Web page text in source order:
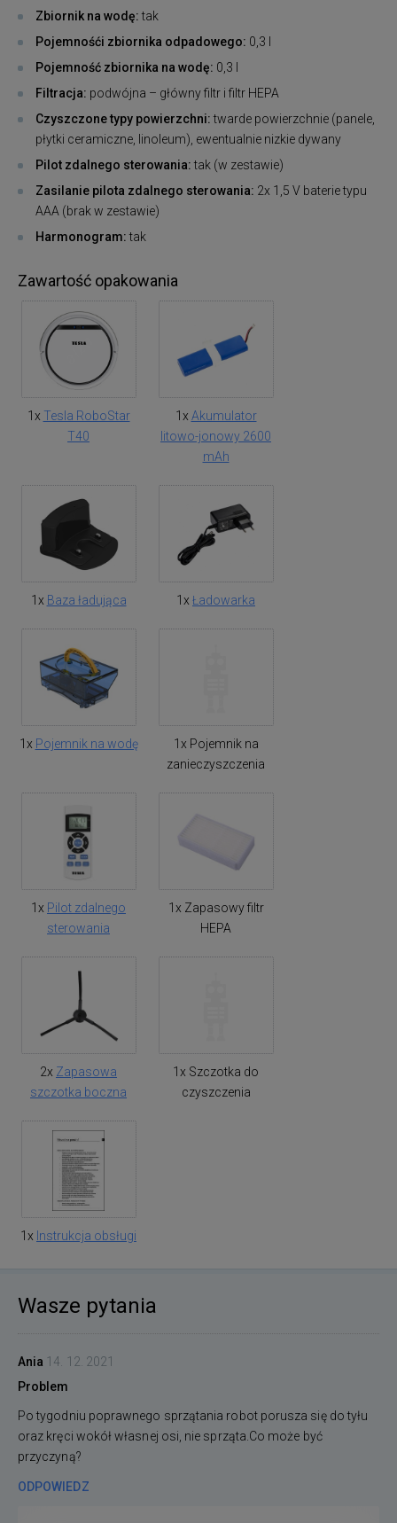
Zbiornik na wodę:tak
Pojemnośći zbiornika odpadowego: 0,3 l
Pojemność zbiornika na wodę: 0,3 l
Filtracja: podwójna – główny filtr i filtr HEPA
Czyszczone typy powierzchni:twarde powierzchnie (panele,
płytki ceramiczne, linoleum), ewentualnie nizkie dywany
Pilot zdalnego sterowania:tak (w zestawie)
Zasilanie pilota zdalnego sterowania: 2x 1,5 V baterie typu
AAA (brak w zestawie)
Harmonogram:tak
Zawartość opakowania
1x Tesla RoboStar
T40
1x Akumulator
litowo-jonowy 2600
mAh
1x Baza ładująca 1x Ładowarka
1x Pojemnik na wodę
1x Pojemnik na
zanieczyszczenia
1x Pilot zdalnego
sterowania
1x Zapasowy filtr
HEPA
2x Zapasowa
szczotka boczna
1x Szczotka do
czyszczenia
1x Instrukcja obsługi
Wasze pytania
Ania 14. 12. 2021
Problem
Po tygodniu poprawnego sprzątania robot porusza się do tyłu
oraz kręci wokół własnej osi, nie sprząta.Co może być
przyczyną?
ODPOWIEDZ